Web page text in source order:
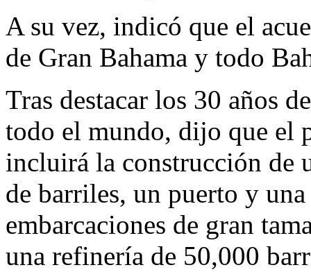
A su vez, indicó que el
de Gran Bahama y todo
Tras destacar los 30 años
todo el mundo, dijo que el
incluirá la construcción de
de barriles, un puerto y una
embarcaciones de gran
una refinería de 50,000